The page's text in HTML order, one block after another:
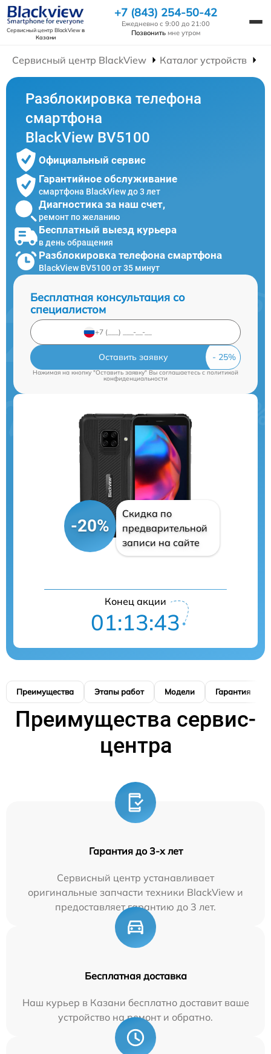
Сервисный центр BlackViewв
Казани
+7 (843) 254-50-42
Ежедневно с 9:00 до 21:00
Позвонить мне утром
Сервисный центр BlackView Каталог устройств
Разблокировка телефона
смартфона
BlackView BV5100
Официальный сервис
Гарантийное обслуживание
смартфона BlackView до 3 лет
Диагностика за наш счет,
ремонт по желанию
Бесплатный выезд курьера
в день обращения
Разблокировка телефона смартфона
BlackView BV5100 от 35 минут
Бесплатная консультация со
специалистом
Оставить заявку
Нажимая на кнопку "Оставить заявку" Вы соглашаетесь cполитикой
конфиденциальности
-20%
Скидка по
предварительной
записи на сайте
Конец акции
01:13:42
Преимущества Этапы работ Модели Гарантия
Преимущества сервис-
центра
Гарантия до 3-х лет
Сервисный центр устанавливает
оригинальные запчасти техники BlackView и
предоставляет гарантию до 3 лет.
Бесплатная доставка
Наш курьер в Казани бесплатно доставит ваше
устройство на ремонт и обратно.